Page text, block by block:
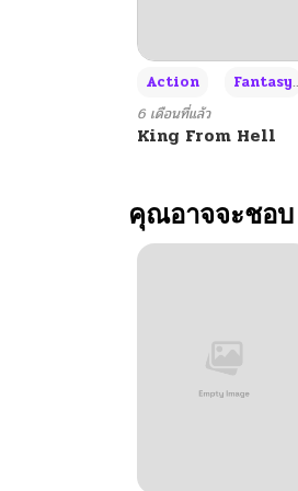
Action Fantasy
6 เดือนที่แล้ว
King From Hell
คุณอาจจะชอบ